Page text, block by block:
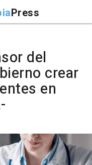
Press
del
crear
en